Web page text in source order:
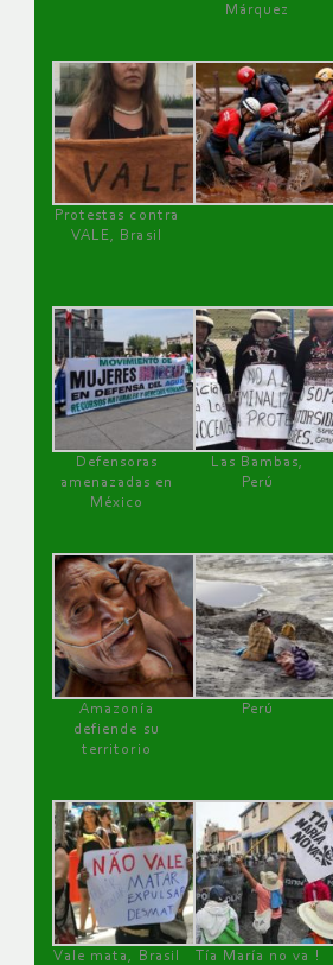
Márquez
Protestas contra
VALE, Brasil
Defensoras
amenazadas en
México
Las Bambas,
Perú
Amazonía
defiende su
territorio
Perú
Vale mata, Brasil Tía María no va !